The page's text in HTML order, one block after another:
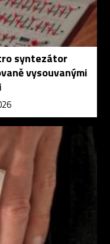
syntezátor
vysouvanými